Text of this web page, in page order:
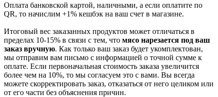
Оплата банковской картой, наличными, а если оплатите по
QR, то начислим +1% кешбэк на ваш счет в магазине.
Итоговый вес заказанных продуктов может отличаться в
пределах 10-15% в связи с тем, что мясо нарезается под ваш
заказ вручную. Как только ваш заказ будет укомплектован,
мы отправим вам письмо с информацией о точной сумме к
оплате. Если первоначальная стоимость заказа увеличится
более чем на 10%, то мы согласуем это с вами. Вы всегда
можете скорректировать заказ, отказаться от него целиком или
от его части без объяснения причин.